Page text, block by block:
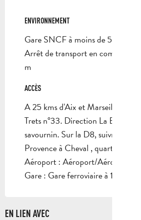
ENVIRONNEMENT
ENVIRONNEMENT
Gare SNCF à moins de 500 m
Arrêt de transport en commun à
m
ACCÈS
ACCÈS
A 25 kms d'Aix et Marseille. A52,
Trets n°33. Direction La
savournin. Sur la D8, suivre les
Provence à Cheval , quartier St
Aéroport : Aéroport/Aérodrome
Gare : Gare ferroviaire à 12km
EN LIEN AVEC